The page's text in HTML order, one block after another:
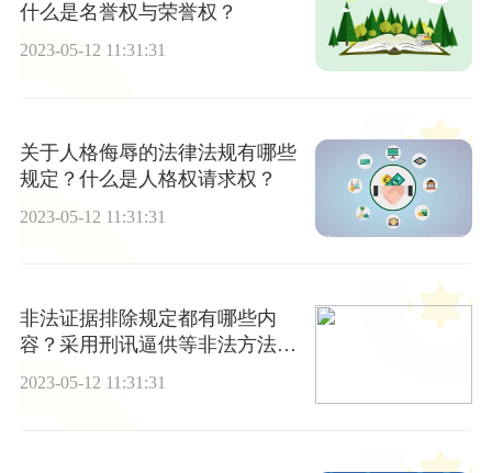
什么是名誉权与荣誉权？
2023-05-12 11:31:31
关于人格侮辱的法律法规有哪些
规定？什么是人格权请求权？
2023-05-12 11:31:31
非法证据排除规定都有哪些内
容？采用刑讯逼供等非法方法收
集的犯罪嫌疑人证词有效吗？
2023-05-12 11:31:31